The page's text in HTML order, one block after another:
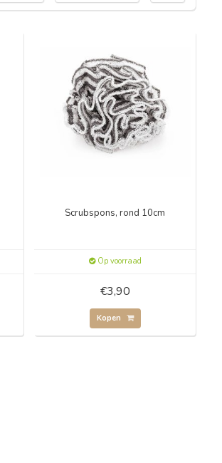
Scrubspons, rond 10cm
Op voorraad
€3,90
Kopen